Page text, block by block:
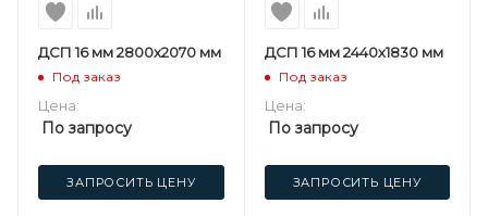
ДСП 16 мм 2800х2070 мм
Под заказ
Цена:
По запросу
ЗАПРОСИТЬ ЦЕНУ
ДСП 16 мм 2440х1830 мм
Под заказ
Цена:
По запросу
ЗАПРОСИТЬ ЦЕНУ